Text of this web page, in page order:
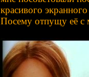
красивого
Посему отпущу её с